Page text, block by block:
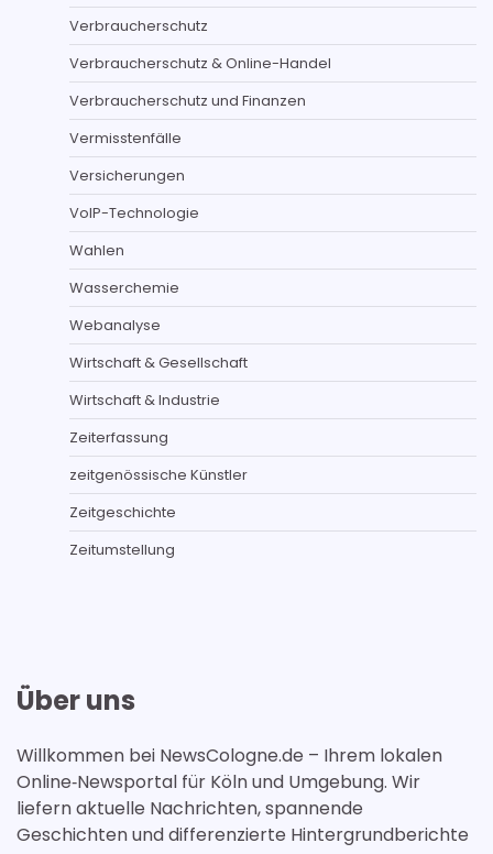
Verbraucherschutz
Verbraucherschutz & Online-Handel
Verbraucherschutz und Finanzen
Vermisstenfälle
Versicherungen
VoIP-Technologie
Wahlen
Wasserchemie
Webanalyse
Wirtschaft & Gesellschaft
Wirtschaft & Industrie
Zeiterfassung
zeitgenössische Künstler
Zeitgeschichte
Zeitumstellung
Über uns
Willkommen bei NewsCologne.de – Ihrem lokalen
Online‑Newsportal für Köln und Umgebung. Wir
liefern aktuelle Nachrichten, spannende
Geschichten und differenzierte Hintergrundberichte